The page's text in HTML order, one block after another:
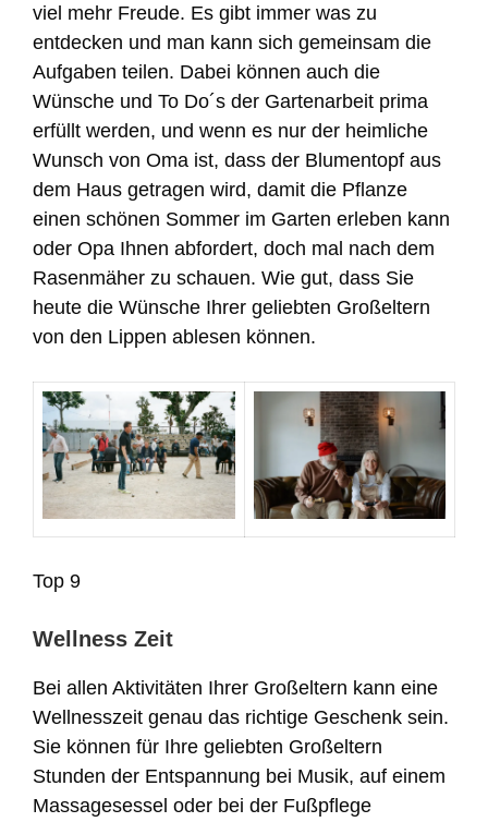
viel mehr Freude. Es gibt immer was zu
entdecken und man kann sich gemeinsam die
Aufgaben teilen. Dabei können auch die
Wünsche und To Do´s der Gartenarbeit prima
erfüllt werden, und wenn es nur der heimliche
Wunsch von Oma ist, dass der Blumentopf aus
dem Haus getragen wird, damit die Pflanze
einen schönen Sommer im Garten erleben kann
oder Opa Ihnen abfordert, doch mal nach dem
Rasenmäher zu schauen. Wie gut, dass Sie
heute die Wünsche Ihrer geliebten Großeltern
von den Lippen ablesen können.
Top 9
Wellness Zeit
Bei allen Aktivitäten Ihrer Großeltern kann eine
Wellnesszeit genau das richtige Geschenk sein.
Sie können für Ihre geliebten Großeltern
Stunden der Entspannung bei Musik, auf einem
Massagesessel oder bei der Fußpflege